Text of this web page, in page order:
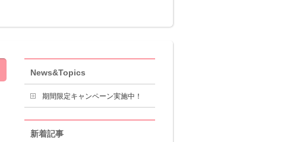
News&Topics
期間限定キャンペーン実施中！
新着記事